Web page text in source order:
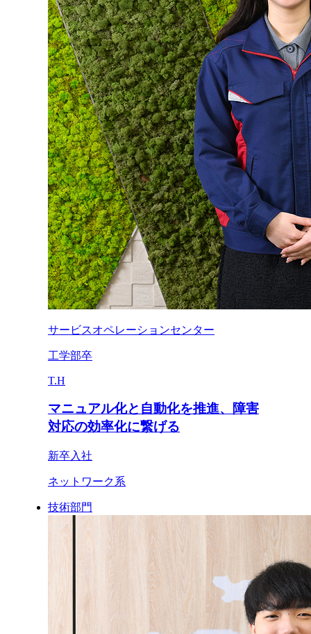
サービスオペレーションセンター
工学部卒
T.H
マニュアル化と自動化を推進、障害
対応の効率化に繋げる
新卒入社
ネットワーク系
技術部門